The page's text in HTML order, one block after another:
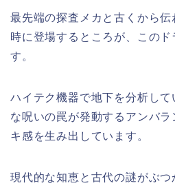
最先端の探査メカと古くから伝
時に登場するところが、この
す。
ハイテク機器で地下を分析し
な呪いの罠が発動するアンバ
キ感を生み出しています。
現代的な知恵と古代の謎がぶ